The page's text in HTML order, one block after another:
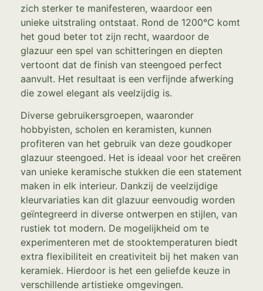
zich sterker te manifesteren, waardoor een
unieke uitstraling ontstaat. Rond de 1200°C komt
het goud beter tot zijn recht, waardoor de
glazuur een spel van schitteringen en diepten
vertoont dat de finish van steengoed perfect
aanvult. Het resultaat is een verfijnde afwerking
die zowel elegant als veelzijdig is.
Diverse gebruikersgroepen, waaronder
hobbyisten, scholen en keramisten, kunnen
profiteren van het gebruik van deze goudkoper
glazuur steengoed. Het is ideaal voor het creëren
van unieke keramische stukken die een statement
maken in elk interieur. Dankzij de veelzijdige
kleurvariaties kan dit glazuur eenvoudig worden
geïntegreerd in diverse ontwerpen en stijlen, van
rustiek tot modern. De mogelijkheid om te
experimenteren met de stooktemperaturen biedt
extra flexibiliteit en creativiteit bij het maken van
keramiek. Hierdoor is het een geliefde keuze in
verschillende artistieke omgevingen.